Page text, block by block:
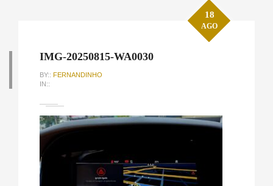
IMG-20250815-WA0030
BY:: FERNANDINHO
IN::
18
AGO